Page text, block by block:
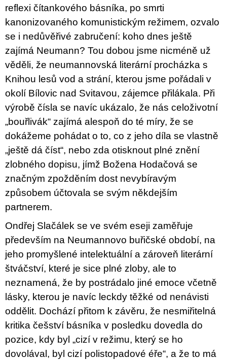
reflexi čítankového básníka, po smrti
kanonizovaného komunistickým režimem, ozvalo
se i nedůvěřivé zabručení: koho dnes ještě
zajímá Neumann? Tou dobou jsme nicméně už
věděli, že neumannovská literární procházka s
Knihou lesů vod a strání, kterou jsme pořádali v
okolí Bílovic nad Svitavou, zájemce přilákala. Při
výrobě čísla se navíc ukázalo, že nás celoživotní
„bouřlivák“ zajímá alespoň do té míry, že se
dokážeme pohádat o to, co z jeho díla se vlastně
„ještě dá číst“, nebo zda otisknout plné znění
zlobného dopisu, jímž Božena Hodačová se
značným zpožděním dost nevybíravým
způsobem účtovala se svým někdejším
partnerem.
Ondřej Slačálek se ve svém eseji zaměřuje
především na Neumannovo buřičské období, na
jeho promyšlené intelektuální a zároveň literární
štváčství, které je sice plné zloby, ale to
neznamená, že by postrádalo jiné emoce včetně
lásky, kterou je navíc leckdy těžké od nenávisti
oddělit. Dochází přitom k závěru, že nesmiřitelná
kritika češství básníka v posledku dovedla do
pozice, kdy byl „cizí v režimu, který se ho
dovolával, byl cizí polistopadové éře“, a že to má